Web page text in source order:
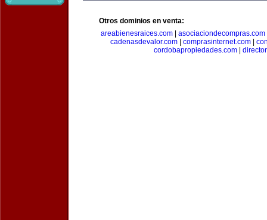
Otros dominios en venta:
areabienesraices.com| asociaciondecompras.com
cadenasdevalor.com
comprasinternet.com
cordobapropiedades.com